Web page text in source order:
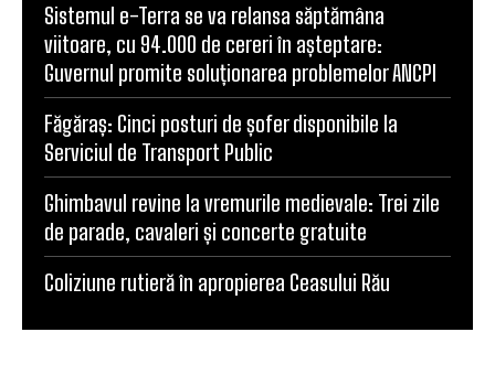
Sistemul e-Terra se va relansa săptămâna
viitoare, cu 94.000 de cereri în așteptare:
Guvernul promite soluționarea problemelor ANCPI
Făgăraș: Cinci posturi de șofer disponibile la
Serviciul de Transport Public
Ghimbavul revine la vremurile medievale: Trei zile
de parade, cavaleri și concerte gratuite
Coliziune rutieră în apropierea Ceasului Rău